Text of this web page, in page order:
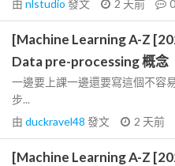
由 nlstudio 發文 2 天前 0
[Machine Learning A-Z
Data pre-processing 概念
一邊要上課一邊還要寫這個不容
步...
由 duckravel48 發文 2 天前
[Machine Learning A-Z